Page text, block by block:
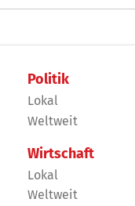
Politik
Lokal
Weltweit
Wirtschaft
Lokal
Weltweit